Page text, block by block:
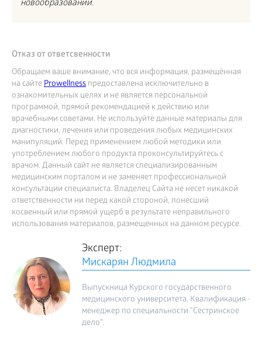
новообразований.
Отказ от ответсвенности
Обращаем ваше внимание, что вся информация, размещённая
на сайтеProwellness предоставлена исключительно в
ознакомительных целях и не является персональной
программой, прямой рекомендацией к действию или
врачебными советами. Не используйте данные материалы для
диагностики, лечения или проведения любых медицинских
манипуляций. Перед применением любой методики или
употреблением любого продукта проконсультируйтесь с
врачом. Данный сайт не является специализированным
медицинским порталом и не заменяет профессиональной
консультации специалиста. Владелец Сайта не несет никакой
ответственности ни перед какой стороной, понесший
косвенный или прямой ущерб в результате неправильного
использования материалов, размещенных на данном ресурсе.
Эксперт:
Мискарян Людмила
Выпускница Курского государственного
медицинского университета. Квалификация -
менеджер по специальности "Сестринское
дело".